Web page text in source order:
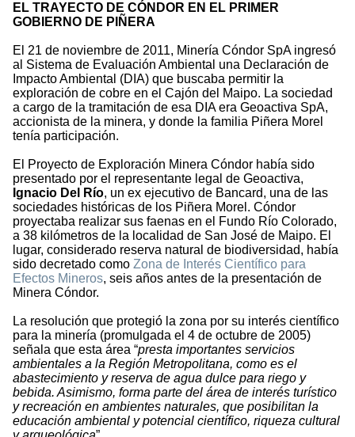
EL TRAYECTO DE CÓNDOR EN EL PRIMER
GOBIERNO DE PIÑERA
El 21 de noviembre de 2011, Minería Cóndor SpA ingresó
al Sistema de Evaluación Ambiental una Declaración de
Impacto Ambiental (DIA) que buscaba permitir la
exploración de cobre en el Cajón del Maipo. La sociedad
a cargo de la tramitación de esa DIA era Geoactiva SpA,
accionista de la minera, y donde la familia Piñera Morel
tenía participación.
El Proyecto de Exploración Minera Cóndor había sido
presentado por el representante legal de Geoactiva,
Ignacio Del Río, un ex ejecutivo de Bancard, una de las
sociedades históricas de los Piñera Morel. Cóndor
proyectaba realizar sus faenas en el Fundo Río Colorado,
a 38 kilómetros de la localidad de San José de Maipo. El
lugar, considerado reserva natural de biodiversidad, había
sido decretado como Zona de Interés Científico para
Efectos Mineros, seis años antes de la presentación de
Minera Cóndor.
La resolución que protegió la zona por su interés científico
para la minería (promulgada el 4 de octubre de 2005)
señala que esta área “presta importantes servicios
ambientales a la Región Metropolitana, como es el
abastecimiento y reserva de agua dulce para riego y
bebida. Asimismo, forma parte del área de interés turístico
y recreación en ambientes naturales, que posibilitan la
educación ambiental y potencial científico, riqueza cultural